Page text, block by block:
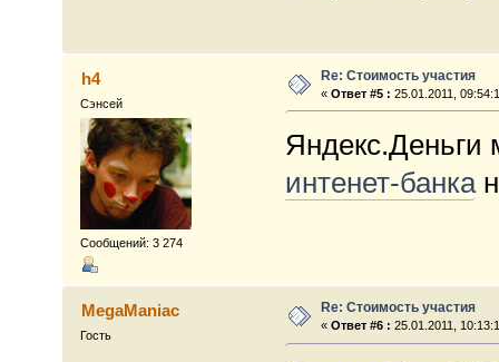
h4
Сэнсей
Сообщений: 3 274
Re: Стоимость участия
«Ответ #5 : 25.01.2011,
интенет-банка
MegaManiac
Гость
Re: Стоимость участия
«Ответ #6 : 25.01.2011,